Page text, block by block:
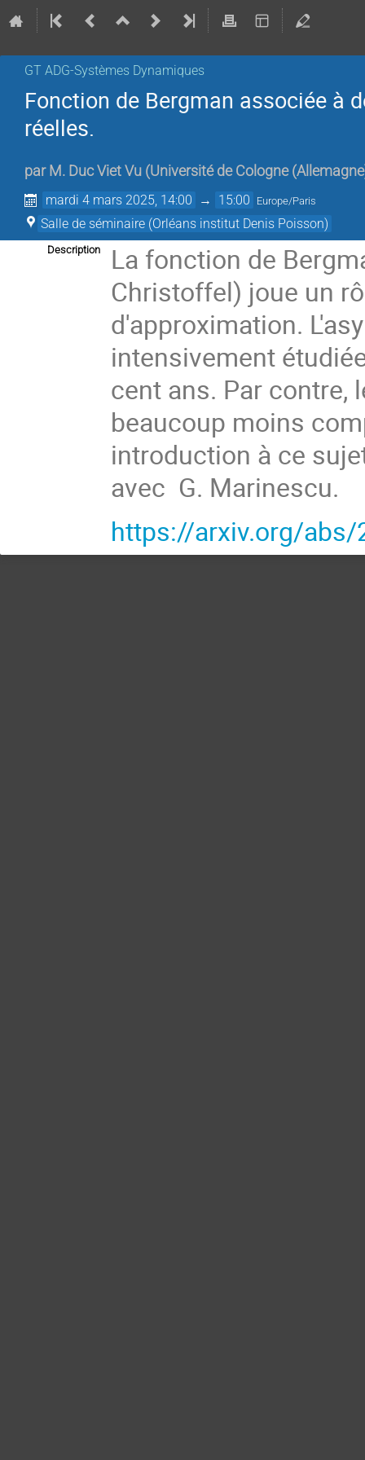
GT ADG-Systèmes Dynamiques
Fonction de Bergman associée à
réelles.
par M. Duc Viet Vu (Université de Cologne
mardi 4 mars 2025, 14:00 → 15:00 Europe/Paris
Salle de séminaire (Orléans institut Denis Poisson)
Description
La fonction de
Christoffel) joue un
d'approximation.
intensivement
cent ans. Par contre,
beaucoup moins
introduction à ce
avec G. Marinescu.
https://arxiv.org/abs/